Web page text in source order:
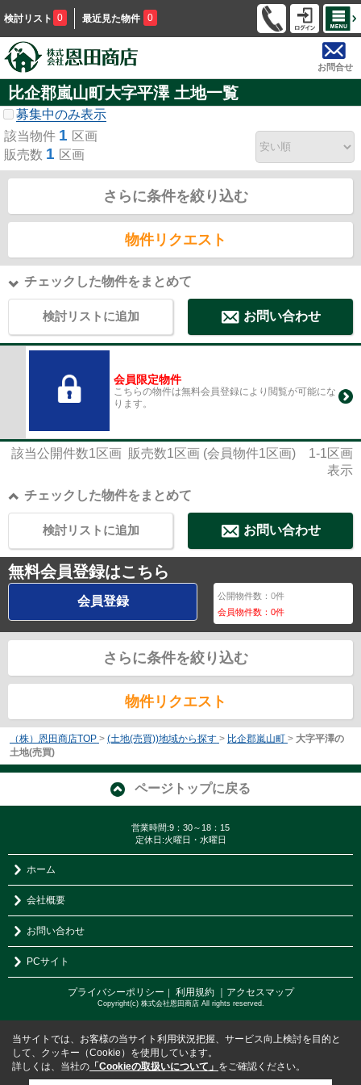
検討リスト 0 最近見た物件 0
お問合せ
比企郡嵐山町大字平澤 土地一覧
募集中のみ表示
該当物件 1 区画
販売数 1 区画
さらに条件を絞り込む
物件リクエスト
チェックした物件をまとめて
検討リストに追加 お問い合わせ
会員限定物件
こちらの物件は無料会員登録により閲覧が可能にな
ります。
該当公開件数1区画 販売数1区画 (会員物件1区画) 1-1区画
表示
チェックした物件をまとめて
お問い合わせ
検討リストに追加
無料会員登録はこちら
会員登録 公開物件数：0件
会員物件数：0件
さらに条件を絞り込む
物件リクエスト
（株）恩田商店TOP > (土地(売買))地域から探す > 比企郡嵐山町 > 大字平澤の
土地(売買)
ページトップに戻る
営業時間:9：30～18：15
定休日:火曜日・水曜日
ホーム
会社概要
お問い合わせ
PCサイト
プライバシーポリシー ｜ 利用規約 ｜アクセスマップ
Copyright(c) 株式会社恩田商店 All rights reserved.
当サイトでは、お客様の当サイト利用状況把握、サービス向上検討を目的と
して、クッキー（Cookie）を使用しています。
詳しくは、当社の 「Cookieの取扱いについて」 をご確認ください。